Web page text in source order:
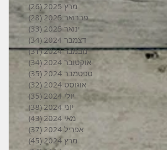
מרץ 2025 (26)
26 פוסטים
פברואר 2025
(28)
28 פוסטים
ינואר 2025
(33)
דצמבר 2024
(34)
נובמבר 2024
(31)
31 פוסטים
אוקטובר 2024
(34)
ספטמבר 2024
(35)
אוגוסט 2024
(32)
יולי 2024
(35)
יוני 2024
(38)
מאי 2024
(43)
אפריל 2024
(37)
מרץ 2024
(45)